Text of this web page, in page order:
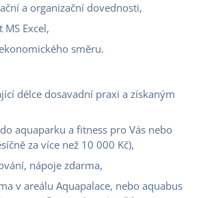
a organizační dovednosti,
Excel,
směru.
délce dosavadní praxi a získaným
aquaparku a fitness pro Vás nebo
za více než 10 000 Kč),
nápoje zdarma,
v areálu Aquapalace, nebo aquabus